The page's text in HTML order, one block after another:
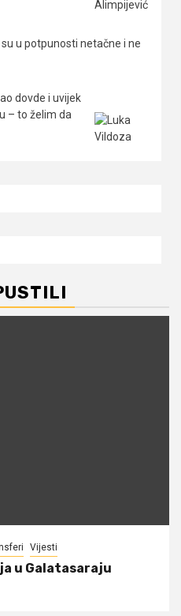
u potpunosti netačne i ne
dovde i uvijek
– to želim da
Vijesti
u Galatasaraju